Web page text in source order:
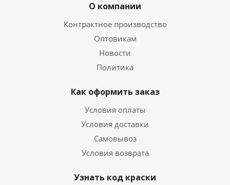
О компании
Контрактное производство
Оптовикам
Новости
Политика
Как оформить заказ
Условия оплаты
Условия доставки
Самовывоз
Условия возврата
Узнать код краски